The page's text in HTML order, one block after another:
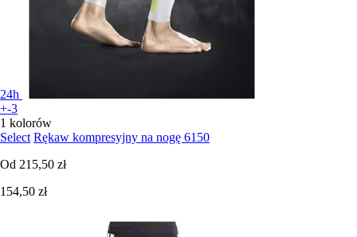
24h
+-3
1 kolorów
Select Rękaw kompresyjny na nogę 6150
Od 215,50 zł
154,50 zł